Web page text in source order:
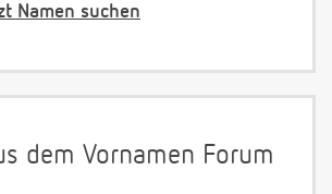
Namen suchen
dem Vornamen Forum